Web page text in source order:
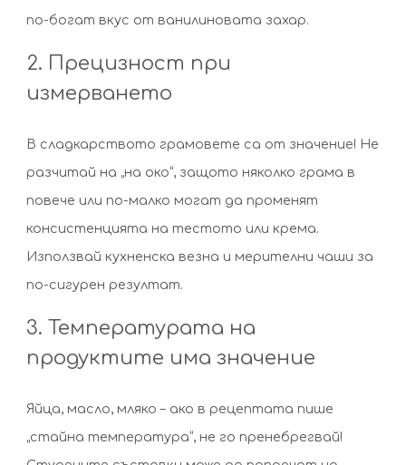
по-богат вкус от ванилиновата захар.
2. Прецизност при
измерването
В сладкарството грамовете са от значение! Не
разчитай на „на око“, защото няколко грама в
повече или по-малко могат да променят
консистенцията на тестото или крема.
Използвай кухненска везна и мерителни чаши за
по-сигурен резултат.
3. Температурата на
продуктите има значение
Яйца, масло, мляко – ако в рецептата пише
„стайна температура“, не го пренебрегвай!